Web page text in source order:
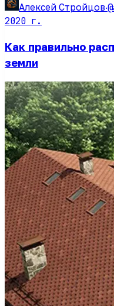
Алексей Стройцов·
2020 г.
Как правильно
земли